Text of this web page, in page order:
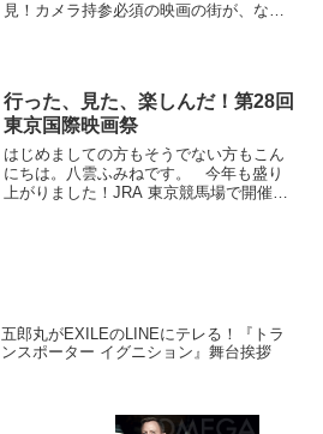
見！カメラ持参必須の映画の街が、なん
行った、見た、楽しんだ！第28回
東京国際映画祭
はじめましての方もそうでない方もこん
にちは。八雲ふみねです。 今年も盛り
上がりました！JRA 東京競馬場で開催さ
五郎丸がEXILEのLINEにテレる！『トラ
ンスポーター イグニション』舞台挨拶